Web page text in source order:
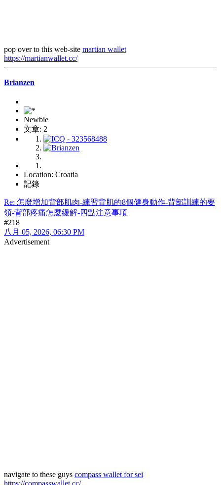
pop over to this web-site martian wallet
https://martianwallet.cc/
Brianzen
Newbie
文章: 2
Location: Croatia
記錄
Re: 怎麼增加背部肌肉-練習背肌的8個健身動作-背部訓練的要
領-背部疼痛怎麼緩解-四點注意事項
#218
八月 05, 2026, 06:30 PM
Advertisement
navigate to these guys compass wallet for sei